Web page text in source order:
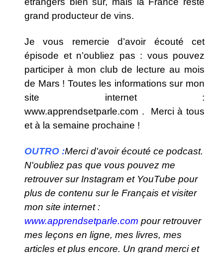
grand producteur de vins.
Je vous remercie d’avoir écouté cet
épisode et n’oubliez pas : vous pouvez
participer à mon club de lecture au mois
de Mars ! Toutes les informations sur mon
site internet :
www.apprendsetparle.com . Merci à tous
et à la semaine prochaine !
OUTRO :Merci d'avoir écouté ce podcast.
N'oubliez pas que vous pouvez me
retrouver sur Instagram et YouTube pour
plus de contenu sur le Français et visiter
mon site internet :
www.apprendsetparle.com pour retrouver
mes leçons en ligne, mes livres, mes
articles et plus encore. Un grand merci et